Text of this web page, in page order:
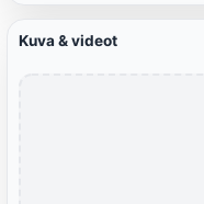
Kuva & videot